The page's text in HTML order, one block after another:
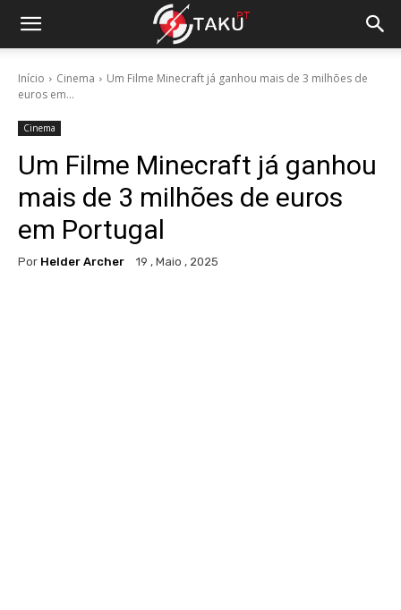
Início Cinema
Um Filme Minecraft já ganhou mais de 3 milhões de
euros em...
Cinema
Um Filme Minecraft já ganhou
mais de 3 milhões de euros
em Portugal
Por Helder Archer 19 , Maio , 2025